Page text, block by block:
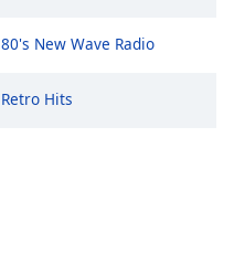
80's New Wave Radio
Retro Hits